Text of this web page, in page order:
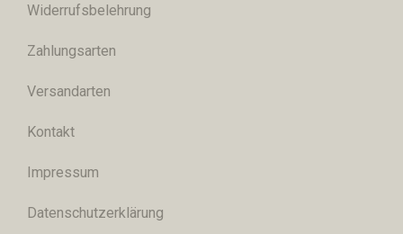
Widerrufsbelehrung
Zahlungsarten
Versandarten
Kontakt
Impressum
Datenschutzerklärung